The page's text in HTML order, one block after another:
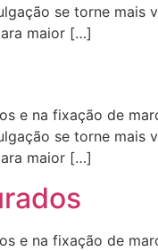
se torne
maior […]
e na fixação de
se torne
maior […]
e na fixação de